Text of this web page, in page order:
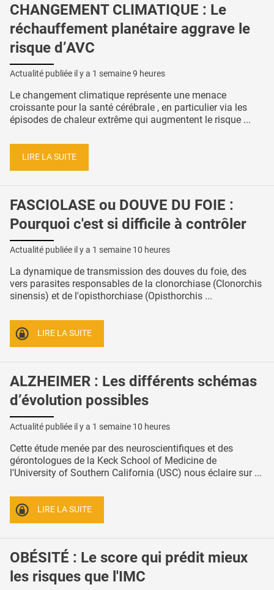
CHANGEMENT CLIMATIQUE : Le
réchauffement planétaire aggrave le
risque d’AVC
Actualité publiée il y a 1 semaine 9 heures
Le changement climatique représente une menace
croissante pour la santé cérébrale , en particulier via les
épisodes de chaleur extrême qui augmentent le risque ...
LIRE LA SUITE
FASCIOLASE ou DOUVE DU FOIE :
Pourquoi c'est si difficile à contrôler
Actualité publiée il y a 1 semaine 10 heures
La dynamique de transmission des douves du foie, des
vers parasites responsables de la clonorchiase (Clonorchis
sinensis) et de l'opisthorchiase (Opisthorchis ...
LIRE LA SUITE
ALZHEIMER : Les différents schémas
d’évolution possibles
Actualité publiée il y a 1 semaine 10 heures
Cette étude menée par des neuroscientifiques et des
gérontologues de la Keck School of Medicine de
l'University of Southern California (USC) nous éclaire sur ...
LIRE LA SUITE
OBÉSITÉ : Le score qui prédit mieux
les risques que l'IMC